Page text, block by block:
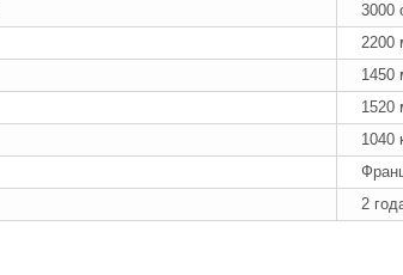
3000
2200
1450
1520
1040
2